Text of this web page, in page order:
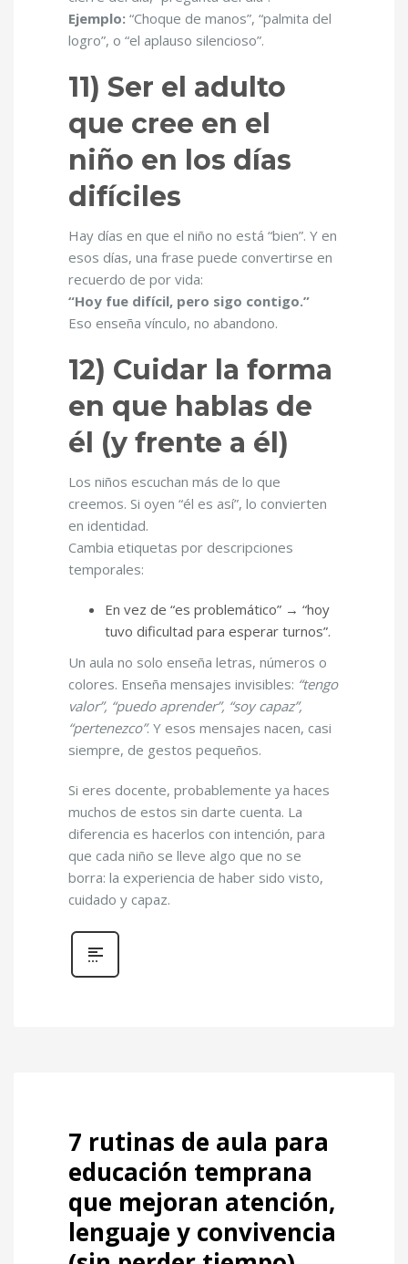
Ejemplo: “Choque de manos”, “palmita del
logro”, o “el aplauso silencioso”.
11) Ser el adulto
que cree en el
niño en los días
difíciles
Hay días en que el niño no está “bien”. Y en
esos días, una frase puede convertirse en
recuerdo de por vida:
“Hoy fue difícil, pero sigo contigo.”
Eso enseña vínculo, no abandono.
12) Cuidar la forma
en que hablas de
él (y frente a él)
Los niños escuchan más de lo que
creemos. Si oyen “él es así”, lo convierten
en identidad.
Cambia etiquetas por descripciones
temporales:
En vez de “es problemático” → “hoy
tuvo dificultad para esperar turnos”.
Un aula no solo enseña letras, números o
colores. Enseña mensajes invisibles: “tengo
valor”, “puedo aprender”, “soy capaz”,
“pertenezco”. Y esos mensajes nacen, casi
siempre, de gestos pequeños.
Si eres docente, probablemente ya haces
muchos de estos sin darte cuenta. La
diferencia es hacerlos con intención, para
que cada niño se lleve algo que no se
borra: la experiencia de haber sido visto,
cuidado y capaz.
7 rutinas de aula para
educación temprana
que mejoran atención,
lenguaje y convivencia